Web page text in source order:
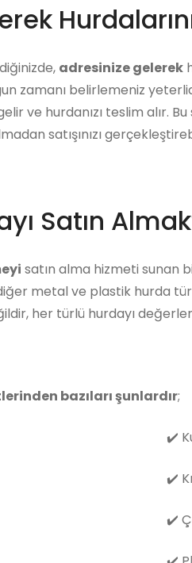
adresinize gelerek
zamanı belirlemeniz
ve hurdanızı teslim alır.
satışınızı
Satın
satın alma hizmeti sunan
metal ve plastik hurda
her türlü hurdayı
bazıları şunlardır;
✔️
✔️
✔️